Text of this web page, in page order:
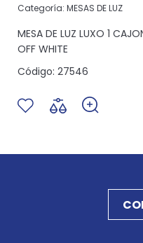
Categoría: MESAS DE LUZ
MESA DE LUZ LUXO 1
OFF WHITE
Código: 27546